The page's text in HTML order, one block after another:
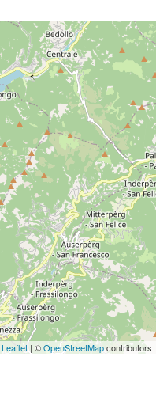
Leaflet | ©OpenStreetMapcontributors